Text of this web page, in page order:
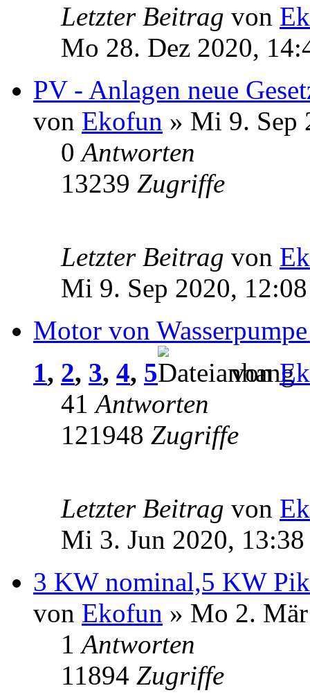
Letzter Beitrag von
Mo 28. Dez 2020,
PV - Anlagen neue
von Ekofun » Mi 9. Sep
0Antworten
13239 Zugriffe
Letzter Beitrag von
Mi 9. Sep 2020, 12:08
Motor von
1, 2, 3, 4, 5 von
41Antworten
121948 Zugriffe
Letzter Beitrag von
Mi 3. Jun 2020, 13:38
3 KW nominal,5 KW
von Ekofun » Mo 2.
1Antworten
11894 Zugriffe